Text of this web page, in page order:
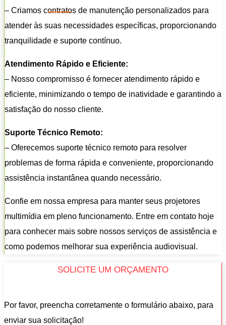
– Criamos contratos de manutenção personalizados para
atender às suas necessidades específicas, proporcionando
tranquilidade e suporte contínuo.
Atendimento Rápido e Eficiente:
– Nosso compromisso é fornecer atendimento rápido e
eficiente, minimizando o tempo de inatividade e garantindo a
satisfação do nosso cliente.
Suporte Técnico Remoto:
– Oferecemos suporte técnico remoto para resolver
problemas de forma rápida e conveniente, proporcionando
assistência instantânea quando necessário.
Confie em nossa empresa para manter seus projetores
multimídia em pleno funcionamento. Entre em contato hoje
para conhecer mais sobre nossos serviços de assistência e
como podemos melhorar sua experiência audiovisual.
SOLICITE UM ORÇAMENTO
Por favor, preencha corretamente o formulário abaixo, para
enviar sua solicitação!